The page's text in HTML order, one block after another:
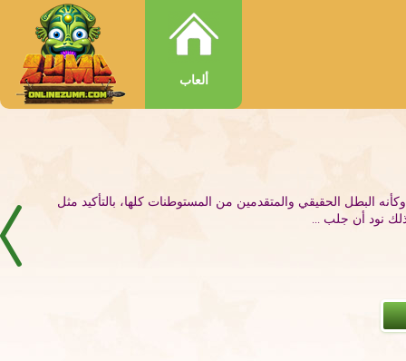
ألعاب
البطل الحقيقي والمتقدمين من المستوطنات كلها، بالتأكيد مثل
نود أن جلب ...